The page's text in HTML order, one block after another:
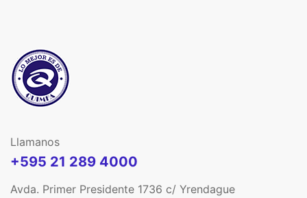
Llamanos
+595 21 289 4000
Avda. Primer Presidente 1736 c/ Yrendague